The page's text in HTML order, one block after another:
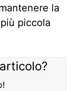
la
piccola